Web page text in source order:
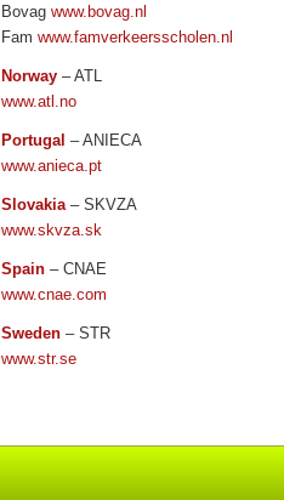
Bovag www.bovag.nl
Fam www.famverkeersscholen.nl
Norway – ATL
www.atl.no
Portugal – ANIECA
www.anieca.pt
Slovakia– SKVZA
www.skvza.sk
Spain – CNAE
www.cnae.com
Sweden – STR
www.str.se